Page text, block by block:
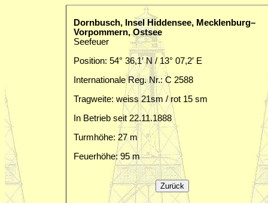
Dornbusch, Insel Hiddensee, Mecklenburg–
Vorpommern, Ostsee
Seefeuer
Position: 54° 36,1′ N / 13° 07,2′ E
Internationale Reg. Nr.: C 2588
Tragweite: weiss 21sm / rot 15 sm
In Betrieb seit 22.11.1888
Turmhöhe: 27 m
Feuerhöhe: 95 m